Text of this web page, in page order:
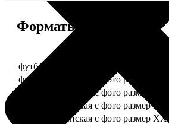
Форматы и цены
футболка женская с фото размер S
футболка женская с фото размер M
футболка женская с фото размер L
футболка женская с фото размер XL
футболка женская с фото размер XXL